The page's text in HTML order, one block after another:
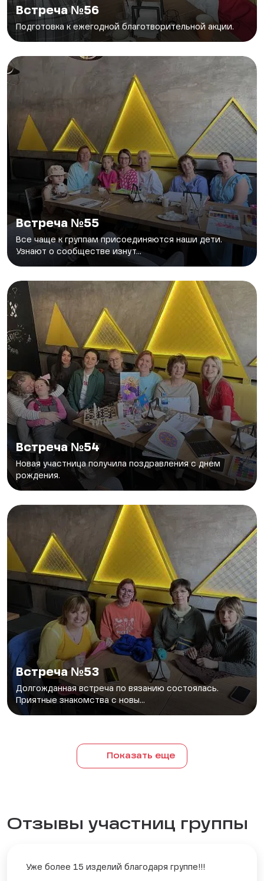
Встреча №56
Подготовка к ежегодной благотворительной акции.
Встреча №55
Все чаще к группам присоединяются наши дети.
Узнают о сообществе изнут...
Встреча №54
Новая участница получила поздравления с днем
рождения.
Встреча №53
Долгожданная встреча по вязанию состоялась.
Приятные знакомства с новы...
Показать еще
Отзывы участниц группы
Уже более 15 изделий благодаря группе!!!